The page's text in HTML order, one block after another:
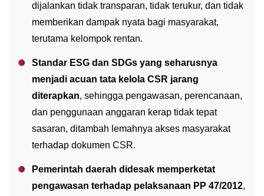
dijalankan tidak transparan, tidak terukur, dan tidak
memberikan dampak nyata bagi masyarakat,
terutama kelompok rentan.
Standar ESG dan SDGs yang seharusnya
menjadi acuan tata kelola CSR jarang
diterapkan, sehingga pengawasan, perencanaan,
dan penggunaan anggaran kerap tidak tepat
sasaran, ditambah lemahnya akses masyarakat
terhadap dokumen CSR.
Pemerintah daerah didesak memperketat
pengawasan terhadap pelaksanaan PP 47/2012,